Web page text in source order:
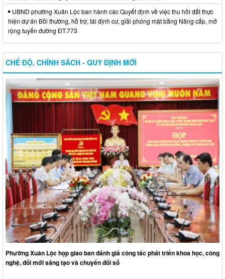
UBND phường Xuân Lộc ban hành các Quyết định về việc thu hồi đất thực
hiện dự án Bồi thường, hỗ trợ, tái định cư, giải phóng mặt bằng Nâng cấp, mở
rộng tuyến đường ĐT.773
CHẾ ĐỘ, CHÍNH SÁCH - QUY ĐỊNH MỚI
Phường Xuân Lộc họp giao ban đánh giá công tác phát triển khoa học, công
nghệ, đổi mới sáng tạo và chuyển đổi số